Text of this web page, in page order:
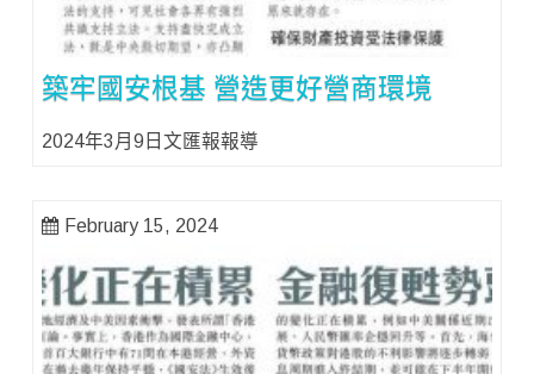
築牢國安根基 營造更好營商環境
2024年3月9日文匯報報導
February 15, 2024